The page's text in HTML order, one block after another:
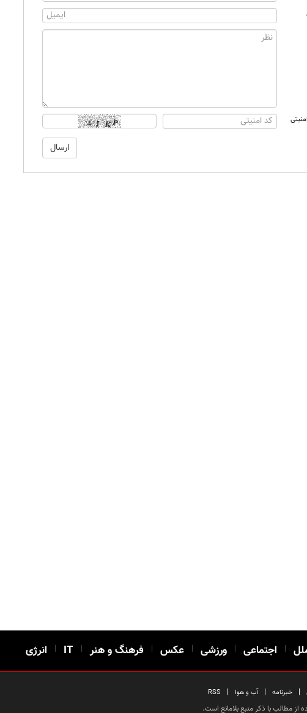
| اجتماعی | ورزشی | عکس | فرهنگ و هنر |
IT
| انرژی
| خبرنامه | آب و هوا |
RSS
مطالب با ذکر منبع بلامانع است.